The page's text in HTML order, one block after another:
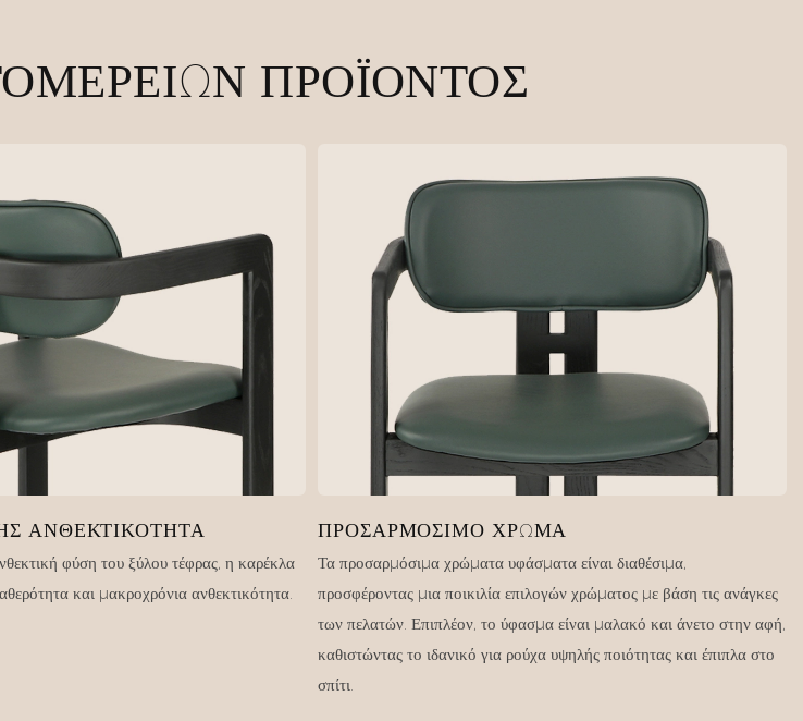
ΠΡΟΪΌΝΤΟΣ
ΑΝΘΕΚΤΙΚΌΤΗΤΑ
φύση του ξύλου τέφρας, η καρέκλα
και μακροχρόνια ανθεκτικότητα.
ΠΡΟΣΑΡΜΌΣΙΜΟ ΧΡΏΜΑ
Τα προσαρμόσιμα χρώματα υφάσματα είναι διαθέσιμα,
προσφέροντας μια ποικιλία επιλογών χρώματος με βάση τις ανάγκες
των πελατών. Επιπλέον, το ύφασμα είναι μαλακό και άνετο στην αφή,
καθιστώντας το ιδανικό για ρούχα υψηλής ποιότητας και έπιπλα στο
σπίτι.